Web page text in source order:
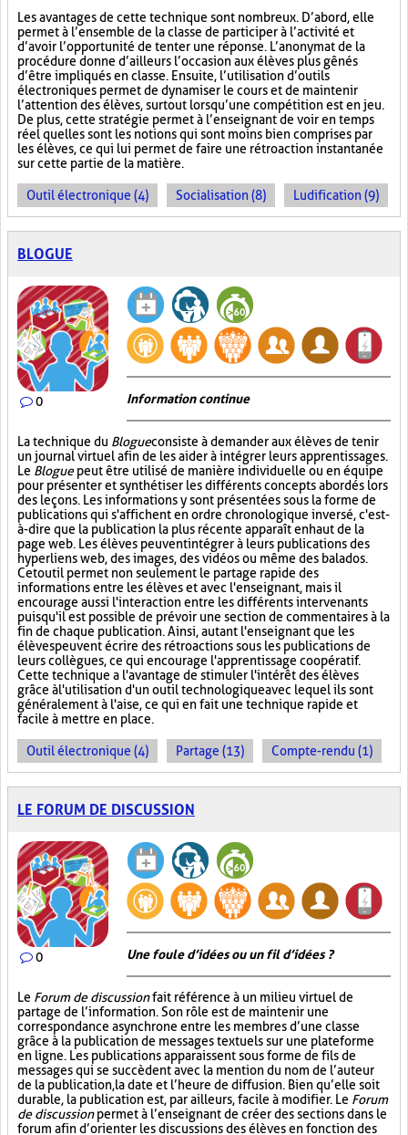
Les avantages de cette technique sont nombreux. D’abord, elle
permet à l’ensemble de la classe de participer à l’activité et
d’avoir l’opportunité de tenter une réponse. L’anonymat de la
procédure donne d’ailleurs l’occasion aux élèves plus gênés
d’être impliqués en classe. Ensuite, l’utilisation d’outils
électroniques permet de dynamiser le cours et de maintenir
l’attention des élèves, surtout lorsqu’une compétition est en jeu.
De plus, cette stratégie permet à l’enseignant de voir en temps
réel quelles sont les notions qui sont moins bien comprises par
les élèves, ce qui lui permet de faire une rétroaction instantanée
sur cette partie de la matière.
Outil électronique (4) Socialisation (8) Ludification (9)
BLOGUE
0 Information continue
La technique du Blogueconsiste à demander aux élèves de tenir
un journal virtuel afin de les aider à intégrer leurs apprentissages.
Le Bloguepeut être utilisé de manière individuelle ou en équipe
pour présenter et synthétiser les différents concepts abordés lors
des leçons. Les informations y sont présentées sous la forme de
publications qui s'affichent en ordre chronologique inversé, c'est-
à-dire que la publication la plus récente apparaît en haut de la
page web. Les élèves peuvent intégrer à leurs publications des
hyperliens web, des images, des vidéos ou même des balados.
Cet outil permet non seulement le partage rapide des
informations entre les élèves et avec l'enseignant, mais il
encourage aussi l'interaction entre les différents intervenants
puisqu'il est possible de prévoir une section de commentaires à la
fin de chaque publication. Ainsi, autant l'enseignant que les
élèves peuvent écrire des rétroactions sous les publications de
leurs collègues, ce qui encourage l'apprentissage coopératif.
Cette technique a l'avantage de stimuler l'intérêt des élèves
grâce à l'utilisation d'un outil technologique avec lequel ils sont
généralement à l'aise, ce qui en fait une technique rapide et
facile à mettre en place.
Outil électronique (4) Partage (13) Compte-rendu (1)
LE FORUM DE DISCUSSION
0 Une foule d’idées ou un fil d’idées ?
Le Forum de discussionfait référence à un milieu virtuel de
partage de l’information. Son rôle est de maintenir une
correspondance asynchrone entre les membres d’une classe
grâce à la publication de messages textuels sur une plateforme
en ligne. Les publications apparaissent sous forme de fils de
messages qui se succèdent avec la mention du nom de l’auteur
de la publication, la date et l’heure de diffusion. Bien qu’elle soit
durable, la publication est, par ailleurs, facile à modifier. Le Forum
de discussionpermet à l’enseignant de créer des sections dans le
forum afin d’orienter les discussions des élèves en fonction des